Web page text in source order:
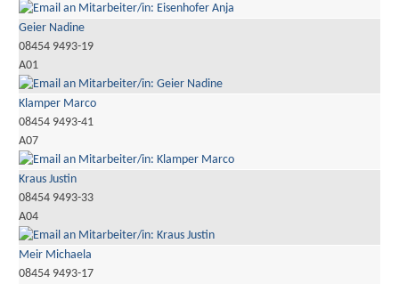
Geier Nadine
08454 9493-19
A01
Klamper Marco
08454 9493-41
A07
Kraus Justin
08454 9493-33
A04
Meir Michaela
08454 9493-17